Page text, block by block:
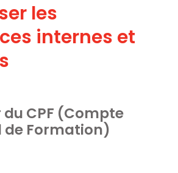
les
internes et
du CPF (Compte
de Formation)